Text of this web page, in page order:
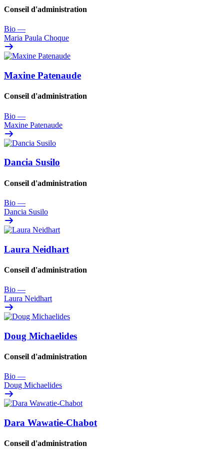
Conseil d'administration
Bio —
Maria Paula Choque
Maxine Patenaude
Conseil d'administration
Bio —
Maxine Patenaude
Dancia Susilo
Conseil d'administration
Bio —
Dancia Susilo
Laura Neidhart
Conseil d'administration
Bio —
Laura Neidhart
Doug Michaelides
Conseil d'administration
Bio —
Doug Michaelides
Dara Wawatie-Chabot
Conseil d'administration